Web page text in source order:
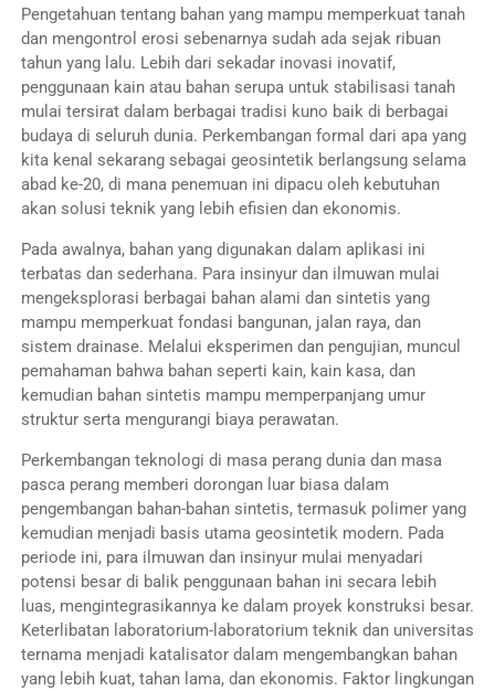
Pengetahuan tentang bahan yang mampu memperkuat tanah
dan mengontrol erosi sebenarnya sudah ada sejak ribuan
tahun yang lalu. Lebih dari sekadar inovasi inovatif,
penggunaan kain atau bahan serupa untuk stabilisasi tanah
mulai tersirat dalam berbagai tradisi kuno baik di berbagai
budaya di seluruh dunia. Perkembangan formal dari apa yang
kita kenal sekarang sebagai geosintetik berlangsung selama
abad ke-20, di mana penemuan ini dipacu oleh kebutuhan
akan solusi teknik yang lebih efisien dan ekonomis.
Pada awalnya, bahan yang digunakan dalam aplikasi ini
terbatas dan sederhana. Para insinyur dan ilmuwan mulai
mengeksplorasi berbagai bahan alami dan sintetis yang
mampu memperkuat fondasi bangunan, jalan raya, dan
sistem drainase. Melalui eksperimen dan pengujian, muncul
pemahaman bahwa bahan seperti kain, kain kasa, dan
kemudian bahan sintetis mampu memperpanjang umur
struktur serta mengurangi biaya perawatan.
Perkembangan teknologi di masa perang dunia dan masa
pasca perang memberi dorongan luar biasa dalam
pengembangan bahan-bahan sintetis, termasuk polimer yang
kemudian menjadi basis utama geosintetik modern. Pada
periode ini, para ilmuwan dan insinyur mulai menyadari
potensi besar di balik penggunaan bahan ini secara lebih
luas, mengintegrasikannya ke dalam proyek konstruksi besar.
Keterlibatan laboratorium-laboratorium teknik dan universitas
ternama menjadi katalisator dalam mengembangkan bahan
yang lebih kuat, tahan lama, dan ekonomis. Faktor lingkungan